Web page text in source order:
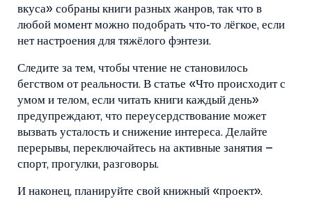
вкуса» собраны книги разных жанров, так что в
любой момент можно подобрать что‑то лёгкое, если
нет настроения для тяжёлого фэнтези.
Следите за тем, чтобы чтение не становилось
бегством от реальности. В статье «Что происходит с
умом и телом, если читать книги каждый день»
предупреждают, что переусердствование может
вызвать усталость и снижение интереса. Делайте
перерывы, переключайтесь на активные занятия –
спорт, прогулки, разговоры.
И наконец, планируйте свой книжный «проект».